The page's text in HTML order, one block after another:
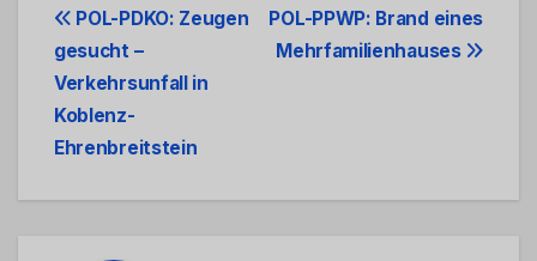
Beitrags-
Navigation
POL-PPWP: Brand eines
Mehrfamilienhauses
POL-PDKO: Zeugen
gesucht –
Verkehrsunfall in
Koblenz-
Ehrenbreitstein